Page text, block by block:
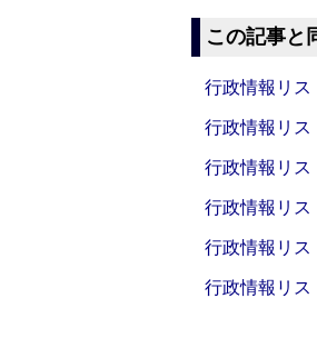
この記事と
行政情報リ
行政情報リ
行政情報リ
行政情報リ
行政情報リ
行政情報リ